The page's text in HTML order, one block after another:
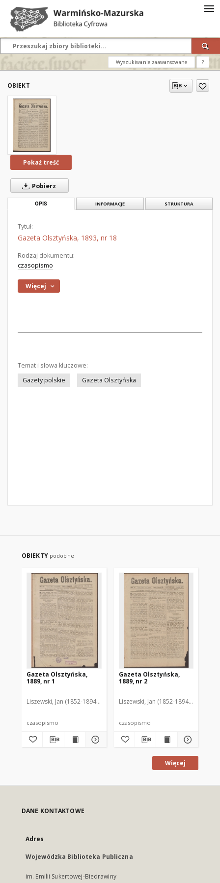
Wyszukiwanie zaawansowane ?
OBIEKT
Pokaż treść
Pobierz
OPIS INFORMACJE STRUKTURA
Tytuł:
Gazeta Olsztyńska, 1893, nr 18
Rodzaj dokumentu:
czasopismo
Więcej
Temat i słowa kluczowe:
Gazety polskie
Gazeta Olsztyńska
OBIEKTY podobne
Gazeta Olsztyńska,
1889, nr 1
Liszewski, Jan (1852-1894). Red.
czasopismo
Gazeta Olsztyńska,
1889, nr 2
Liszewski, Jan (1852-1894). Red.
czasopismo
Więcej
DANE KONTAKTOWE
Adres
Wojewódzka Biblioteka Publiczna
im. Emilii Sukertowej-Biedrawiny